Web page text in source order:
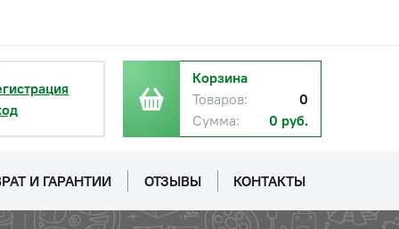
Корзина
Товаров:
0
Сумма:
0 руб.
И ГАРАНТИИ ОТЗЫВЫ КОНТАКТЫ